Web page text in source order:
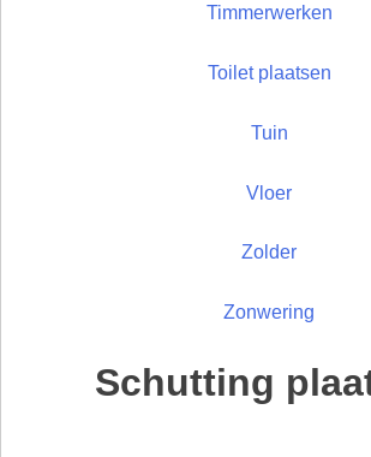
Timmerwerken
Toilet plaatsen
Tuin
Vloer
Zolder
Zonwering
Schutting